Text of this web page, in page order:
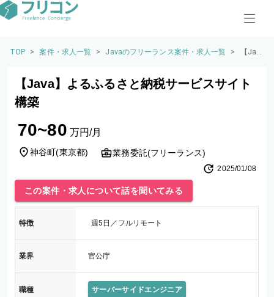
TOP > 案件・求人一覧 > Javaのフリーランス案件・求人一覧 >
【Jav
るさ
【Java】よるふるさと納税サービスサイト
構築
70~80 万円/月
神谷町(東京都) 業務委託(フリーランス)
2025/01/08
この案件・求人について話を聞いてみる
特徴 週5日／フルリモート
業界 官公庁
職種 サーバーサイドエンジニア